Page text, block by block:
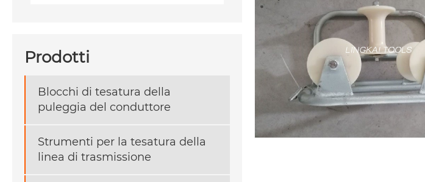
Prodotti
Blocchi di tesatura della
puleggia del conduttore
Strumenti per la tesatura della
linea di trasmissione